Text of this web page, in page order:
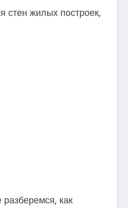
стен жилых построек,
как